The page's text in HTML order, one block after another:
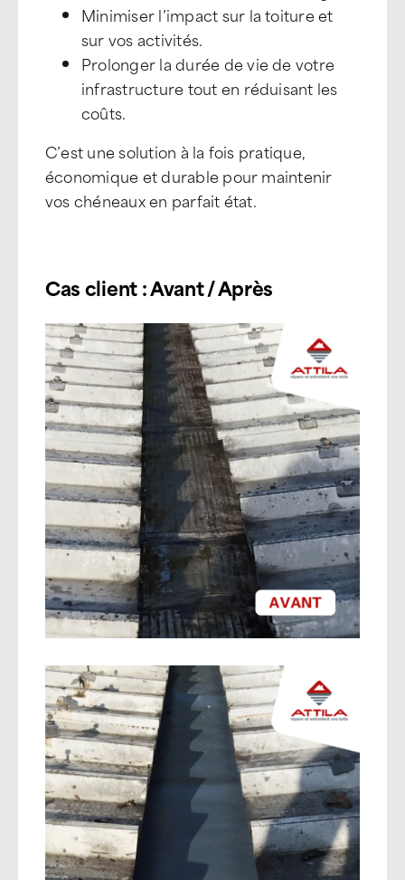
Minimiser l’impact sur la toiture et
sur vos activités.
Prolonger la durée de vie de votre
infrastructure tout en réduisant les
coûts.
C’est une solution à la fois pratique,
économique et durable pour maintenir
vos chéneaux en parfait état.
Cas client : Avant / Après